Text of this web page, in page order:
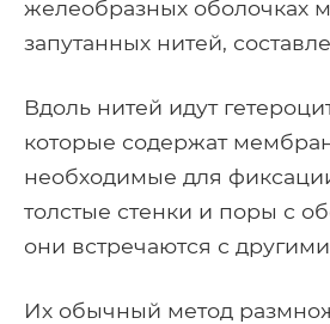
желеобразных оболочках
запутанных нитей,
Вдоль нитей идут
которые содержат
необходимые для
толстые стенки и поры с
они встречаются с
Их обычный метод